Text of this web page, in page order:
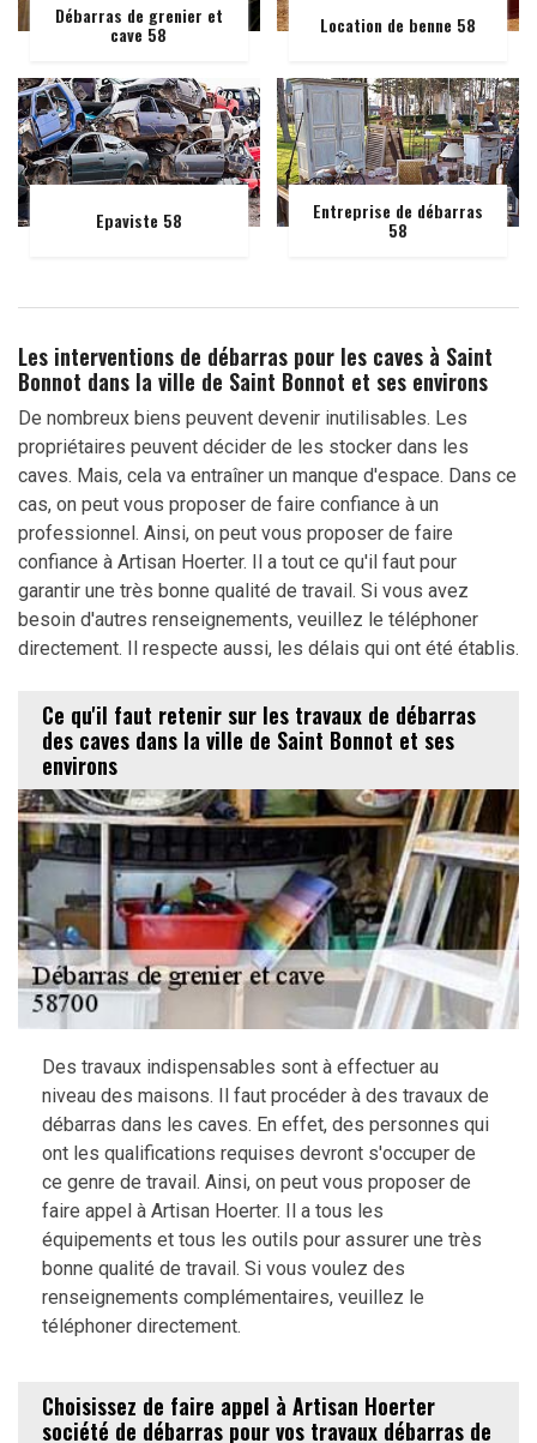
Débarras de grenier et
cave 58 Location de benne 58
Epaviste 58 Entreprise de débarras
58
Les interventions de débarras pour les caves à Saint
Bonnot dans la ville de Saint Bonnot et ses environs
De nombreux biens peuvent devenir inutilisables. Les
propriétaires peuvent décider de les stocker dans les
caves. Mais, cela va entraîner un manque d'espace. Dans ce
cas, on peut vous proposer de faire confiance à un
professionnel. Ainsi, on peut vous proposer de faire
confiance à Artisan Hoerter. Il a tout ce qu'il faut pour
garantir une très bonne qualité de travail. Si vous avez
besoin d'autres renseignements, veuillez le téléphoner
directement. Il respecte aussi, les délais qui ont été établis.
Ce qu'il faut retenir sur les travaux de débarras
des caves dans la ville de Saint Bonnot et ses
environs
Des travaux indispensables sont à effectuer au
niveau des maisons. Il faut procéder à des travaux de
débarras dans les caves. En effet, des personnes qui
ont les qualifications requises devront s'occuper de
ce genre de travail. Ainsi, on peut vous proposer de
faire appel à Artisan Hoerter. Il a tous les
équipements et tous les outils pour assurer une très
bonne qualité de travail. Si vous voulez des
renseignements complémentaires, veuillez le
téléphoner directement.
Choisissez de faire appel à Artisan Hoerter
société de débarras pour vos travaux débarras de